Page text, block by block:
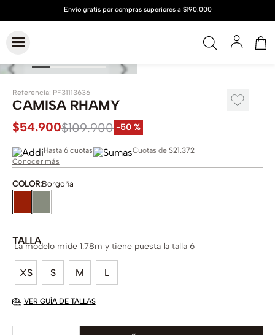
Referencia: PF31113636
CAMISA RHAMY
$54.900$109.900 -50 %
Hasta 6 cuotas Cuotas de $21.372
Conocer más
COLOR:Borgoña
TALLA
XS S M L
La modelo mide 1.78m y tiene puesta la talla 6
VER GUÍA DE TALLAS